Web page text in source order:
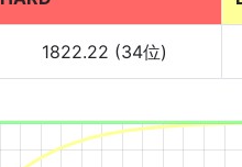
1822.22 (34位)